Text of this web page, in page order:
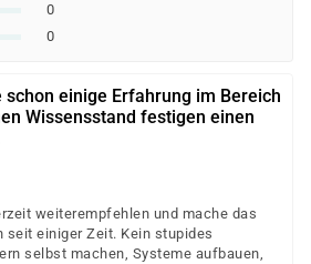
0
0
schon einige Erfahrung im Bereich
Wissensstand festigen einen
weiterempfehlen und mache das
einiger Zeit. Kein stupides
selbst machen, Systeme aufbauen,